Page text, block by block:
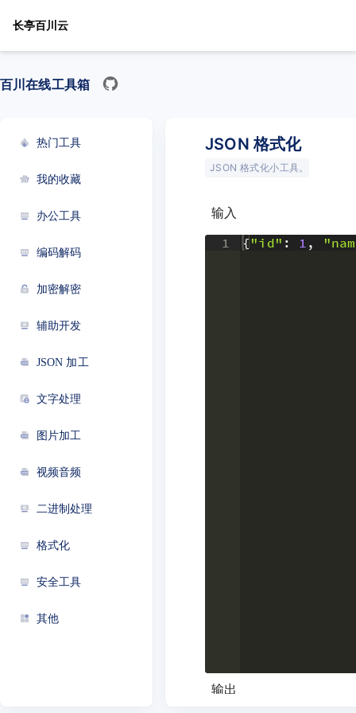
长亭百川云
百川在线工具箱
热门工具
我的收藏
办公工具
编码解码
加密解密
辅助开发
JSON 加工
文字处理
图片加工
视频音频
二进制处理
格式化
安全工具
其他
JSON 格式化
JSON 格式化小工具。
输入
1
{ "id" : 1 ,
输出